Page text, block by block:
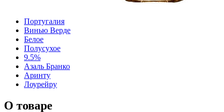
Португалия
Винью Верде
Белое
Полусухое
9.5%
Азаль Бранко
Аринту
Лоурейру
О товаре